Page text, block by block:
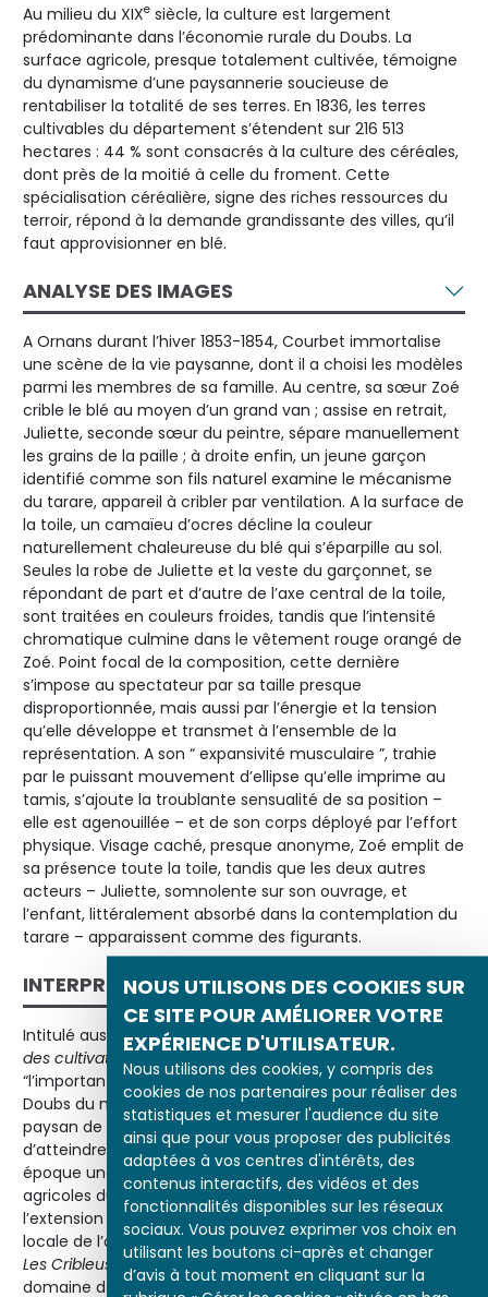
NOUS UTILISONS DES COOKIES SUR
CE SITE POUR AMÉLIORER VOTRE
EXPÉRIENCE D'UTILISATEUR.
Nous utilisons des cookies, y compris des
cookies de nos partenaires pour réaliser des
statistiques et mesurer l'audience du site
ainsi que pour vous proposer des publicités
adaptées à vos centres d'intérêts, des
contenus interactifs, des vidéos et des
fonctionnalités disponibles sur les réseaux
sociaux. Vous pouvez exprimer vos choix en
utilisant les boutons ci-après et changer
d’avis à tout moment en cliquant sur la
Au milieu du XIXe siècle, la culture est largement
prédominante dans l’économie rurale du Doubs. La
surface agricole, presque totalement cultivée, témoigne
du dynamisme d’une paysannerie soucieuse de
rentabiliser la totalité de ses terres. En 1836, les terres
cultivables du département s’étendent sur 216 513
hectares : 44 % sont consacrés à la culture des céréales,
dont près de la moitié à celle du froment. Cette
spécialisation céréalière, signe des riches ressources du
terroir, répond à la demande grandissante des villes, qu’il
faut approvisionner en blé.
ANALYSE DES IMAGES
A Ornans durant l’hiver 1853-1854, Courbet immortalise
une scène de la vie paysanne, dont il a choisi les modèles
parmi les membres de sa famille. Au centre, sa sœur Zoé
crible le blé au moyen d’un grand van ; assise en retrait,
Juliette, seconde sœur du peintre, sépare manuellement
les grains de la paille ; à droite enfin, un jeune garçon
identifié comme son fils naturel examine le mécanisme
du tarare, appareil à cribler par ventilation. A la surface de
la toile, un camaïeu d’ocres décline la couleur
naturellement chaleureuse du blé qui s’éparpille au sol.
Seules la robe de Juliette et la veste du garçonnet, se
répondant de part et d’autre de l’axe central de la toile,
sont traitées en couleurs froides, tandis que l’intensité
chromatique culmine dans le vêtement rouge orangé de
Zoé. Point focal de la composition, cette dernière
s’impose au spectateur par sa taille presque
disproportionnée, mais aussi par l’énergie et la tension
qu’elle développe et transmet à l’ensemble de la
représentation. A son “ expansivité musculaire ”, trahie
par le puissant mouvement d’ellipse qu’elle imprime au
tamis, s’ajoute la troublante sensualité de sa position –
elle est agenouillée – et de son corps déployé par l’effort
physique. Visage caché, presque anonyme, Zoé emplit de
sa présence toute la toile, tandis que les deux autres
acteurs – Juliette, somnolente sur son ouvrage, et
l’enfant, littéralement absorbé dans la contemplation du
tarare – apparaissent comme des figurants.
INTERPRÉTATION
Intitulé aussi par CourbetLes Cribleuses ou les Enfants
des cultivateurs du Doubs , le tableau démontre
“l’importante persistance de la culture du blé dans le
Doubs du milieu du XIXe siècle ” et la nécessité pour le
paysan de mettre à contribution toute sa famille afin
d’atteindre “ les limites de l’aisance ”. On note à cette
époque une progression notable des rendements
agricoles du département. Cette évolution est le fait de
l’extension des surfaces céréalières et de l’amélioration
locale de l’outillage agricole. L. Nochlin voit d’ailleurs dans
Les Cribleuses de bléune “ image du progrès dans le
domaine des activités agricoles ” : “ A gauche, la